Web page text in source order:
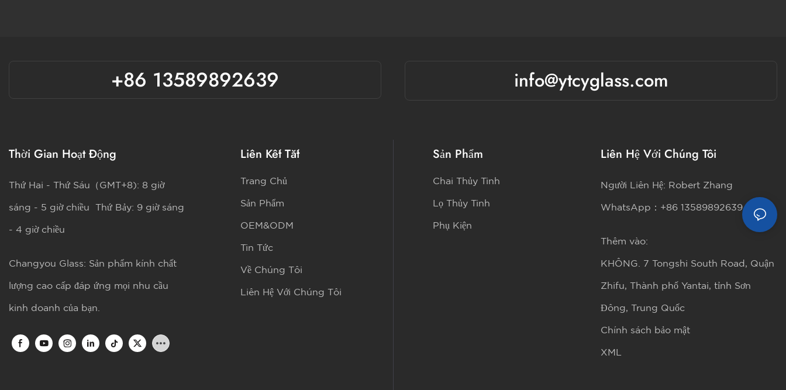
+86 13589892639 info@ytcyglass.com
Thời Gian Hoạt Động
Thứ Hai - Thứ Sáu（GMT+8): 8 giờ
sáng - 5 giờ chiều Thứ Bảy: 9 giờ sáng
- 4 giờ chiều
Changyou Glass: Sản phẩm kính chất
lượng cao cấp đáp ứng mọi nhu cầu
kinh doanh của bạn.
Liên Kết Tắt
Trang Chủ
Sản Phẩm
OEM&ODM
Tin Tức
Về Chúng Tôi
Liên Hệ Với Chúng Tôi
Sản Phẩm
Chai Thủy Tinh
Lọ Thủy Tinh
Phụ Kiện
Liên Hệ Với Chúng Tôi
Người Liên Hệ: Robert Zhang
WhatsApp：+86 13589892639
Thêm vào:
KHÔNG. 7 Tongshi South Road, Quận
Zhifu, Thành phố Yantai, tỉnh Sơn
Đông, Trung Quốc
Chính sách bảo mật
XML